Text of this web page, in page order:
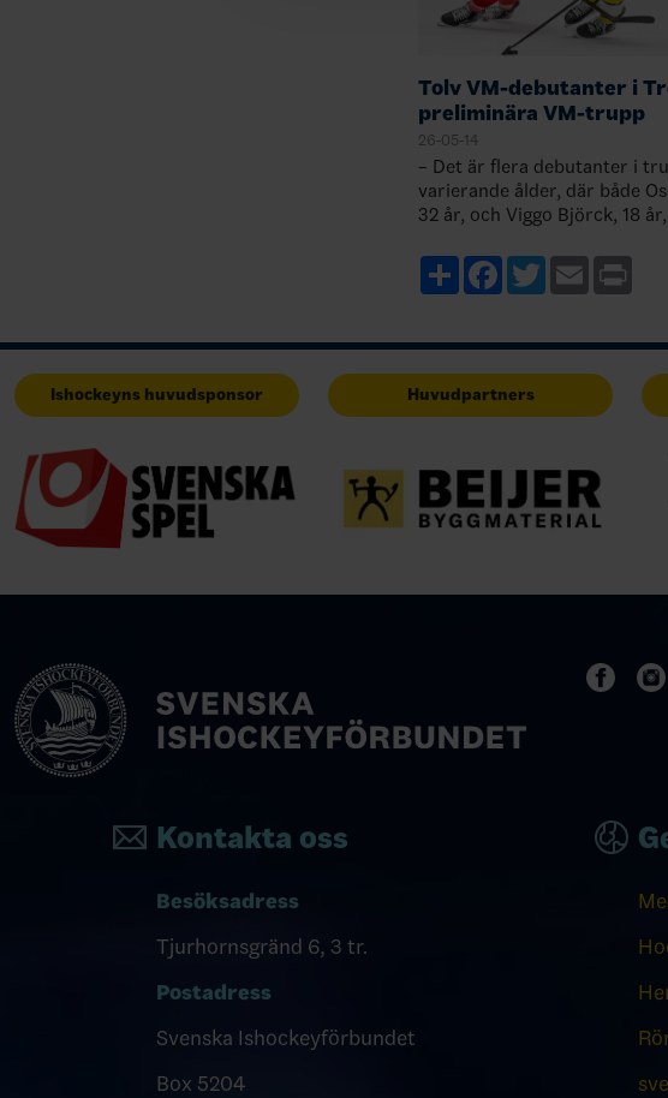
Tolv VM-debutanter i
preliminära VM-trupp
26-05-14
– Det är flera debutanter i
varierande ålder, där både
32 år, och Viggo Björck, 18
erfarenhet. Vi är nöjda med
ShareFacebook
TwitterEmail
Ishockeyns huvudsponsor Huvudpartners
Kontakta oss
Besöksadress
Tjurhornsgränd 6, 3 tr.
Postadress
Svenska Ishockeyförbundet
Box 5204